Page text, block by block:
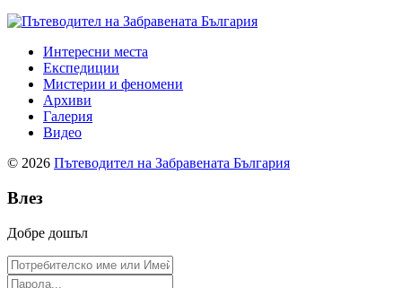
Интересни места
Експедиции
Мистерии и феномени
Архиви
Галерия
Видео
© 2026 Пътеводител на Забравената България
Влез
Добре дошъл